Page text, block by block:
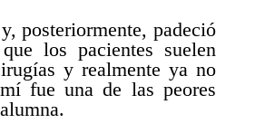
posteriormente, padeció
los pacientes suelen
y realmente ya no
fue una de las peores